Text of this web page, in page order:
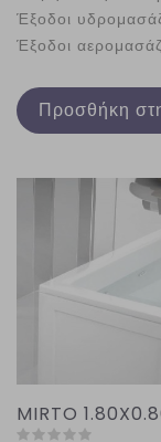
Έξοδοι
Έξοδοι
Προσθήκη
MIRTO